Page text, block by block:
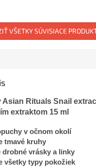
VŠETKY SÚVISIACE
Asian Rituals Snail
extraktom 15 ml
v očnom okolí
tmavé kruhy
drobné vrásky a linky
všetky typy pokožiek